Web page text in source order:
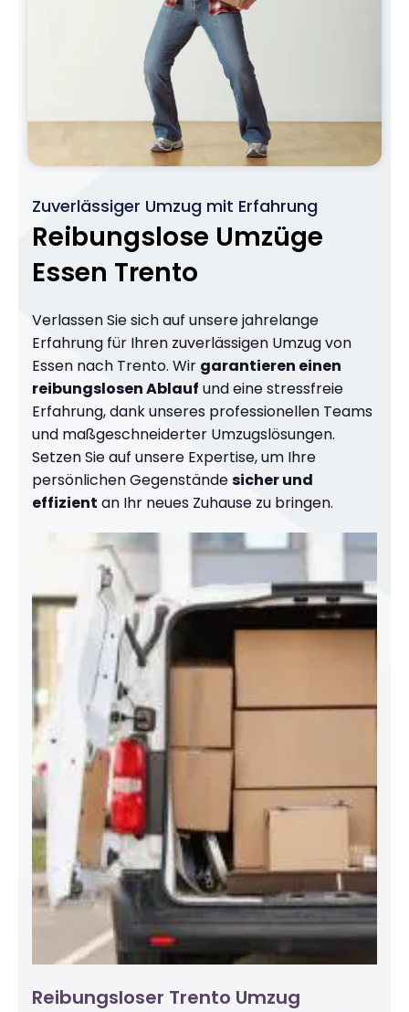
Zuverlässiger Umzug mit Erfahrung
Reibungslose Umzüge
Essen Trento
Verlassen Sie sich auf unsere jahrelange
Erfahrung für Ihren zuverlässigen Umzug von
Essen nach Trento. Wir garantieren einen
reibungslosen Ablauf und eine stressfreie
Erfahrung, dank unseres professionellen Teams
und maßgeschneiderter Umzugslösungen.
Setzen Sie auf unsere Expertise, um Ihre
persönlichen Gegenständesicher und
effizient an Ihr neues Zuhause zu bringen.
Reibungsloser Trento Umzug